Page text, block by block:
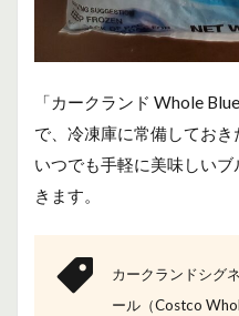
「カークランド Whole
で、冷凍庫に常備しておき
いつでも手軽に美味しい
きます。
カークランドシグ
ール（Costco